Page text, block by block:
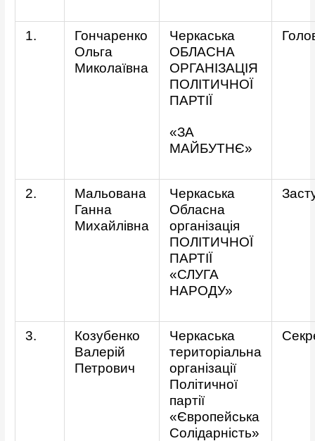
1.
Гончаренко
Ольга
Миколаївна
Черкаська
ОБЛАСНА
ОРГАНІЗАЦІЯ
ПОЛІТИЧНОЇ
ПАРТІЇ
«ЗА
МАЙБУТНЄ»
2.
Мальована
Ганна
Михайлівна
Черкаська
Обласна
організація
ПОЛІТИЧНОЇ
ПАРТІЇ
«СЛУГА
НАРОДУ»
3.
Козубенко
Валерій
Петрович
Черкаська
територіальна
організації
Політичної
партії
«Європейська
Солідарність»